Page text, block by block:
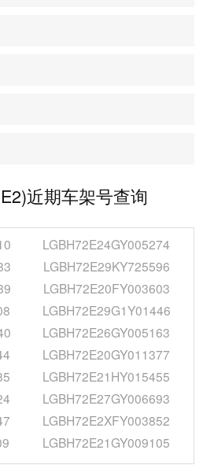
近期车架号查询
LGBH72E24GY005274
LGBH72E29KY725596
LGBH72E20FY003603
LGBH72E29G1Y01446
LGBH72E26GY005163
LGBH72E20GY011377
LGBH72E21HY015455
LGBH72E27GY006693
LGBH72E2XFY003852
LGBH72E21GY009105